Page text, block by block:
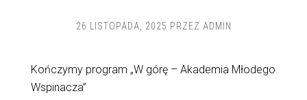
26 LISTOPADA, 2025 PRZEZ ADMIN
Kończymy program „W górę – Akademia Młodego
Wspinacza”